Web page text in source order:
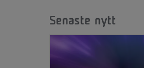
Senaste nytt